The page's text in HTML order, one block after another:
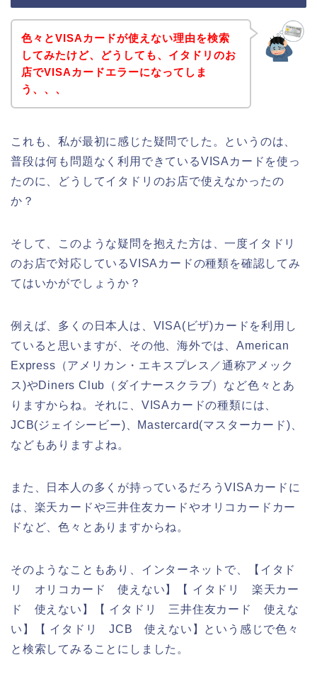
色々とVISAカードが使えない理由を検索
してみたけど、どうしても、イタドリのお
店でVISAカードエラーになってしま
う、、、
これも、私が最初に感じた疑問でした。というのは、
普段は何も問題なく利用できているVISAカードを使っ
たのに、どうしてイタドリのお店で使えなかったの
か？
そして、このような疑問を抱えた方は、一度イタドリ
のお店で対応しているVISAカードの種類を確認してみ
てはいかがでしょうか？
例えば、多くの日本人は、VISA(ビザ)カードを利用し
ていると思いますが、その他、海外では、American
Express（アメリカン・エキスプレス／通称アメック
ス)やDiners Club（ダイナースクラブ）など色々とあ
りますからね。それに、VISAカードの種類には、
JCB(ジェイシービー)、Mastercard(マスターカード)、
などもありますよね。
また、日本人の多くが持っているだろうVISAカードに
は、楽天カードや三井住友カードやオリコカードカー
ドなど、色々とありますからね。
そのようなこともあり、インターネットで、【イタド
リ オリコカード 使えない】【 イタドリ 楽天カー
ド 使えない】【 イタドリ 三井住友カード 使えな
い】【 イタドリ JCB 使えない】という感じで色々
と検索してみることにしました。